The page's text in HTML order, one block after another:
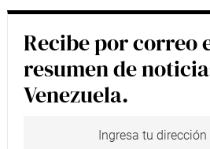
Recibe por correo
resumen de
Venezuela.